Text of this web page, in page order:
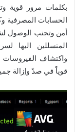
بكلمات مرور قوية
الحسابات المصرفية
أمن وتجنب الوصول
المتسللين اليها
واكتشاف الفيروسات
قوياً في صدّ وإزالة